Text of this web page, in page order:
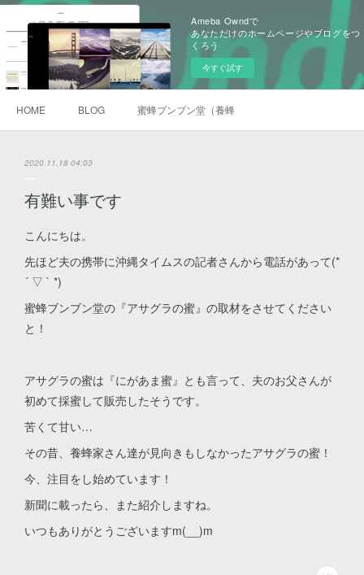
Ameba Owndで
あなただけのホームページやブログをつ
くろう
今すぐ試す
HOME BLOG 蜜蜂ブンブン堂（養蜂）
2020.11.18 04:03
有難い事です
こんにちは。
先ほど夫の携帯に沖縄タイムスの記者さんから電話があって(*
´ ▽ ` *)
蜜蜂ブンブン堂の『アサグラの蜜』の取材をさせてください
と！
アサグラの蜜は『にがあま蜜』とも言って、夫のお父さんが
初めて採蜜して販売したそうです。
苦くて甘い…
その昔、養蜂家さん達が見向きもしなかったアサグラの蜜！
今、注目をし始めています！
新聞に載ったら、また紹介しますね。
いつもありがとうございますm(__)m